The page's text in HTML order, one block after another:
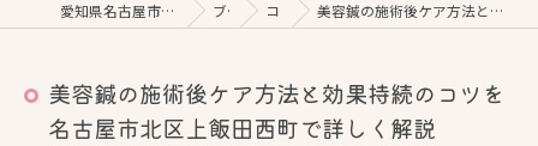
愛知県名古屋市の美容鍼なら鍼灸美心みぃんとこ ブログ コラム 美容鍼の施術後ケア方法と効果持続のコツを名古屋市北区上飯田西町で詳しく解説
美容鍼の施術後ケア方法と効果持続のコツを
名古屋市北区上飯田西町で詳しく解説